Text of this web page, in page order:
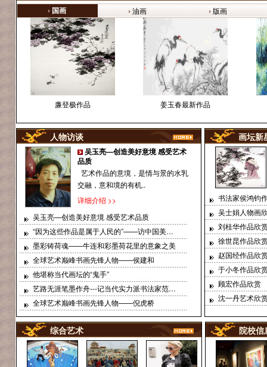
吴士娟 张耀明 王少农 柳春雷 刘持永 朱建东
刘杰 汪永强 谷福海
王东 贾雨 王本昌 个人简
犁夫 李金保 李振淑 朱秀坤 陈明 张卫国 刘德超
王东帝 张书 赵河 石安祥 姜玉春 杜占存
国画 油画 版画
廉登极作品 姜玉春最新作品
人物访谈
吴玉亮—创造美好意境 感受艺术
品质
艺术作品的意境，是情与景的水乳
交融，意和境的有机..
详细介绍 >>
吴玉亮—创造美好意境 感受艺术品质
“因为这些作品是属于人民的”——访中国美术馆研究员梁江
墨彩铸荷魂——牛连和彩墨荷花里的意象之美
全球艺术巅峰书画先锋人物——侯建和
他堪称当代画坛的“鬼手”
艺路无涯笔墨作舟---记当代实力派书法家范忆九
全球艺术巅峰书画先锋人物——倪虎桥
画坛新
书法家侯鸿钧
吴士娟人物画
刘桂华作品欣
徐世昆作品欣
赵国经作品欣
于小冬作品欣
顾宏作品欣赏
沈一丹艺术欣
综合艺术 院校信